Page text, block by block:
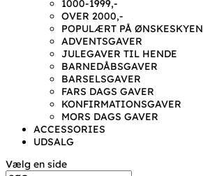
1000-1999,-
OVER 2000,-
POPULÆRT PÅ ØNSKESKYEN
ADVENTSGAVER
JULEGAVER TIL HENDE
BARNEDÅBSGAVER
BARSELSGAVER
FARS DAGS GAVER
KONFIRMATIONSGAVER
MORS DAGS GAVER
ACCESSORIES
UDSALG
Vælg en side